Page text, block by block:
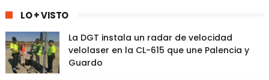
LO + VISTO
La DGT instala un radar de velocidad
velolaser en la CL-615 que une Palencia y
Guardo